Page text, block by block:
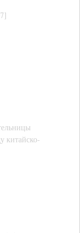
китайско-